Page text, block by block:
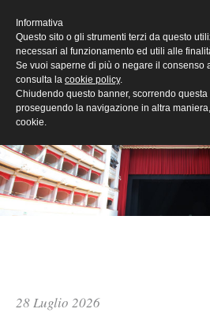
[Eng]
28 Luglio 2026
Informativa
Questo sito o gli strumenti terzi da questo
necessari al funzionamento ed utili alle
Se vuoi saperne di più o negare il consenso
consulta la cookie policy.
Chiudendo questo banner, scorrendo
proseguendo la navigazione in altra
cookie.